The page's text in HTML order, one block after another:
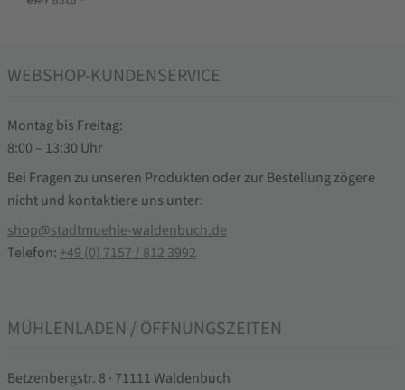
WEBSHOP-KUNDENSERVICE
Montag bis Freitag:
8:00 – 13:30 Uhr
Bei Fragen zu unseren Produkten oder zur Bestellung zögere
nicht und kontaktiere uns unter:
shop@stadtmuehle-waldenbuch.de
Telefon: +49 (0) 7157 / 812 3992
MÜHLENLADEN / ÖFFNUNGSZEITEN
Betzenbergstr. 8 · 71111 Waldenbuch